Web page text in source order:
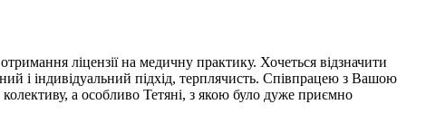
ліцензії на медичну практику. Хочеться відзначити
і індивідуальний підхід, терплячисть. Співпрацею з Вашою
а особливо Тетяні, з якою було дуже приємно